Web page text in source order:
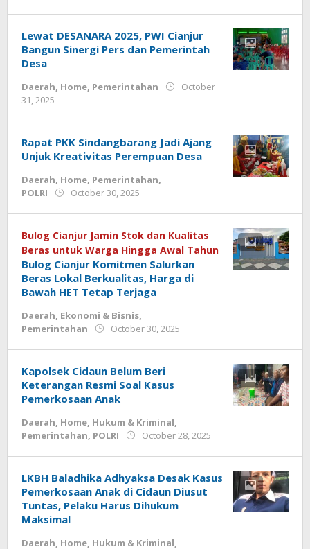
Lewat DESANARA 2025, PWI Cianjur
Bangun Sinergi Pers dan Pemerintah
Desa
Daerah, Home, Pemerintahan
October
31, 2025
Rapat PKK Sindangbarang Jadi Ajang
Unjuk Kreativitas Perempuan Desa
Daerah, Home, Pemerintahan,
POLRI
October 30, 2025
Bulog Cianjur Jamin Stok dan Kualitas
Beras untuk Warga Hingga Awal Tahun
Bulog Cianjur Komitmen Salurkan
Beras Lokal Berkualitas, Harga di
Bawah HET Tetap Terjaga
Daerah, Ekonomi & Bisnis,
Pemerintahan
October 30, 2025
Kapolsek Cidaun Belum Beri
Keterangan Resmi Soal Kasus
Pemerkosaan Anak
Daerah, Home, Hukum & Kriminal,
Pemerintahan, POLRI October 28, 2025
LKBH Baladhika Adhyaksa Desak Kasus
Pemerkosaan Anak di Cidaun Diusut
Tuntas, Pelaku Harus Dihukum
Maksimal
Daerah, Home, Hukum & Kriminal,